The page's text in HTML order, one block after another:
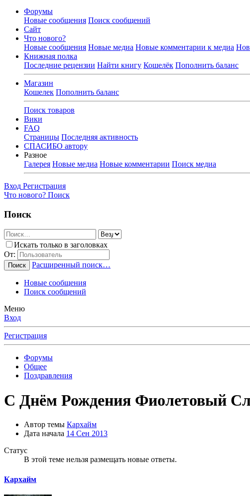
Форумы
Новые сообщения Поиск сообщений
Сайт
Что нового?
Новые сообщения Новые медиа Новые комментарии к медиа
Книжная полка
Последние рецензии Найти книгу Кошелёк Пополнить баланс
Магазин
Кошелек Пополнить баланс
Поиск товаров
Вики
FAQ
Страницы Последняя активность
СПАСИБО автору
Разное
Галерея Новые медиа Новые комментарии Поиск медиа
Вход Регистрация
Что нового? Поиск
Поиск
Искать только в заголовках
От:
Поиск Расширенный поиск…
Новые сообщения
Поиск сообщений
Меню
Вход
Регистрация
Форумы
Общее
Поздравления
С Днём Рождения Фиолетовый
Автор темы Кархайм
Дата начала 14 Сен 2013
Статус
В этой теме нельзя размещать новые ответы.
Кархайм